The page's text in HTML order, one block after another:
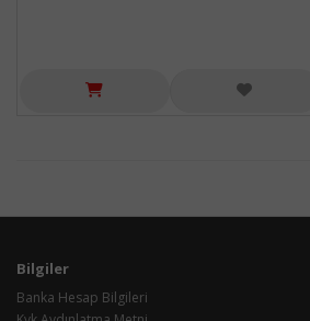
Bilgiler
Banka Hesap Bilgileri